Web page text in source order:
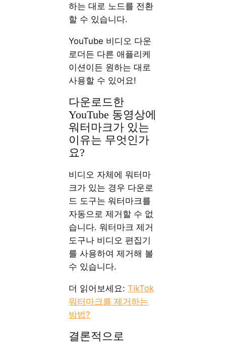
하는 대로 노드를 전환
할 수 있습니다.
YouTube 비디오 다운
로더든 다른 애플리케
이션이든 원하는 대로
사용할 수 있어요!
다운로드한
YouTube 동영상에
워터마크가 있는
이유는 무엇인가
요?
비디오 자체에 워터마
크가 있는 경우 다운로
드 도구는 워터마크를
자동으로 제거할 수 없
습니다. 워터마크 제거
도구나 비디오 편집기
를 사용하여 제거해 볼
수 있습니다.
더 읽어보세요:TikTok
워터마크를 제거하는
방법?
결론적으로